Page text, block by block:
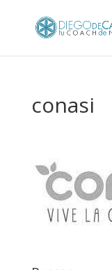
conasi